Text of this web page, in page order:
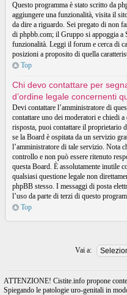
Questo programma è stato scritto da
aggiungere una funzionalità, visita il
da dire a riguardo. Sei pregato di non
di phpbb.com; il Gruppo si appoggia a
funzionalità. Leggi il forum e cerca di
posizioni a proposito di quella
Top
Chi devo contattare per
d’ordine legale concernenti
Devi contattare l’amministratore di
contattare uno dei moderatori e chiedi
risposta, puoi contattare il proprietario
se la Board è ospitata da un servizio
l’amministratore di tale servizio. Nota
controllo e non può essere ritenuto
questa Board. È assolutamente inutile
qualsiasi questione legale non
phpBB stesso. I messaggi di posta
l’uso da parte di terzi di questo
Top
Vai a:
ATTENZIONE! Cistite.info propone
Spiegando le patologie uro-genitali in